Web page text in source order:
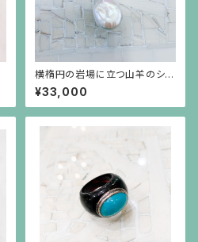
横楕円の岩場に立つ山羊のシル
バープレートに白い大粒バロッ
クパールが揺れるブローチ兼ペ
ンダント
¥33,000